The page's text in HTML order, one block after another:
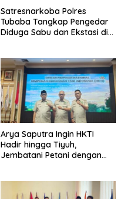
Satresnarkoba Polres
Tubaba Tangkap Pengedar
Diduga Sabu dan Ekstasi di
Arya Saputra Ingin HKTI
Hadir hingga Tiyuh,
Jembatani Petani dengan